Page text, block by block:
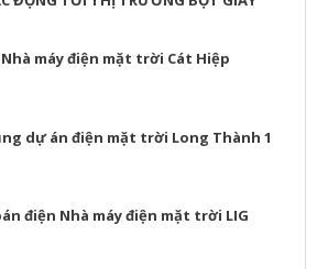
máy điện mặt trời Cát Hiệp
dự án điện mặt trời Long Thành 1
điện Nhà máy điện mặt trời LIG